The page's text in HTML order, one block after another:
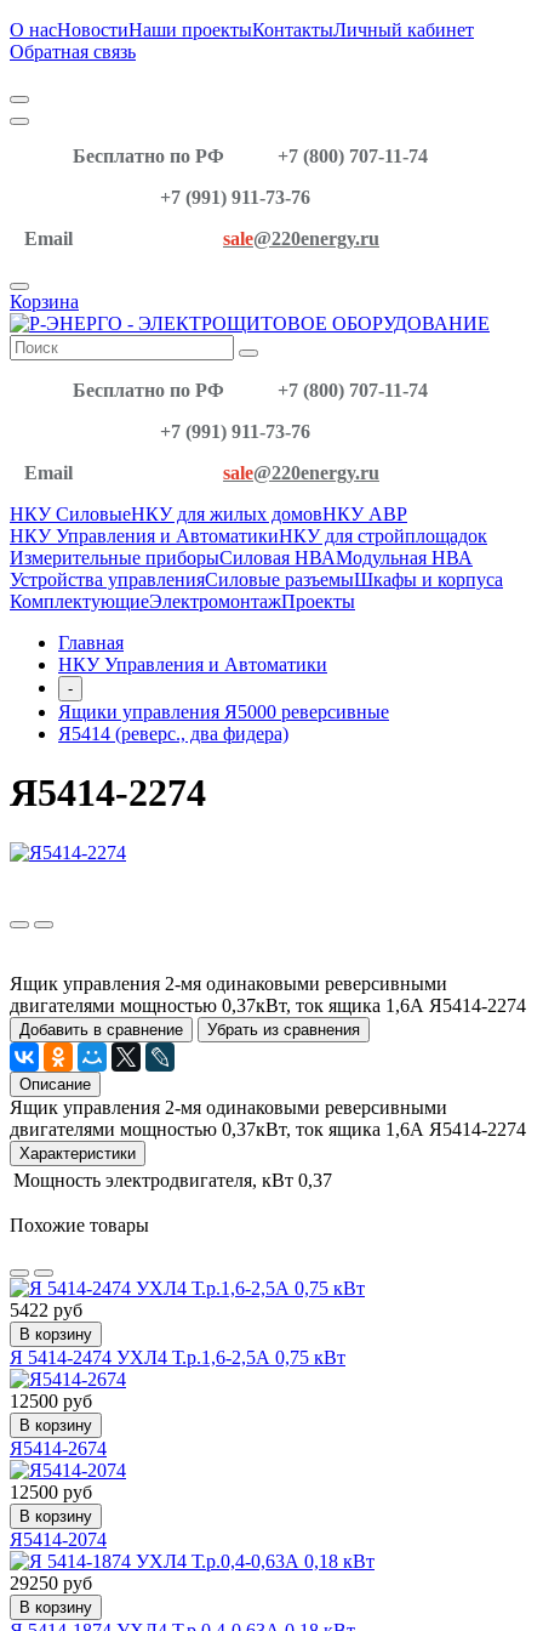
О насНовостиНаши проектыКонтактыЛичный кабинет
Обратная связь
Бесплатно по РФ
+7 (800) 707-11-74
+7 (991) 911-73-76
Email
sale@220energy.ru
Корзина
Бесплатно по РФ
+7 (800) 707-11-74
+7 (991) 911-73-76
Email
sale@220energy.ru
НКУ СиловыеНКУ для жилых домовНКУ АВР
НКУ Управления и АвтоматикиНКУ для стройплощадок
Измерительные приборыСиловая НВАМодульная НВА
Устройства управленияСиловые разъемыШкафы и корпуса
КомплектующиеЭлектромонтажПроекты
Главная
НКУ Управления и Автоматики
-
Ящики управления Я5000 реверсивные
Я5414 (реверс., два фидера)
Я5414-2274
Ящик управления 2-мя одинаковыми реверсивными
двигателями мощностью 0,37кВт, ток ящика 1,6А Я5414-2274
Добавить в сравнение Убрать из сравнения
Описание
Ящик управления 2-мя одинаковыми реверсивными
двигателями мощностью 0,37кВт, ток ящика 1,6А Я5414-2274
Характеристики
Мощность электродвигателя, кВт 0,37
Похожие товары
5422 руб
В корзину
Я 5414-2474 УХЛ4 Т.р.1,6-2,5А 0,75 кВт
12500 руб
В корзину
Я5414-2674
12500 руб
В корзину
Я5414-2074
29250 руб
В корзину